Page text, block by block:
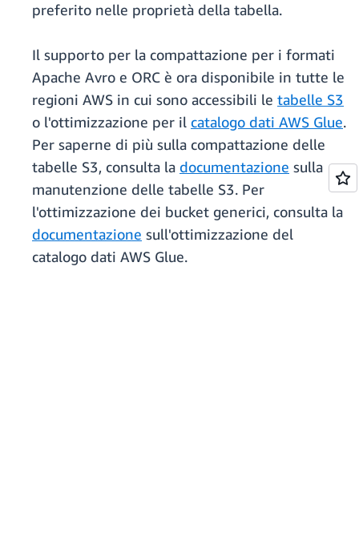
preferito nelle proprietà della tabella.
Il supporto per la compattazione per i formati
Apache Avro e ORC è ora disponibile in tutte le
regioni AWS in cui sono accessibili le tabelle S3
o l'ottimizzazione per il catalogo dati AWS Glue.
Per saperne di più sulla compattazione delle
tabelle S3, consulta la documentazione sulla
manutenzione delle tabelle S3. Per
l'ottimizzazione dei bucket generici, consulta la
documentazione sull'ottimizzazione del
catalogo dati AWS Glue.